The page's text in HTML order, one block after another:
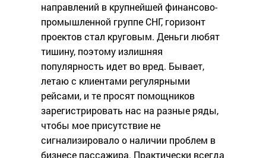
направлений в крупнейшей финансово-
промышленной группе СНГ, горизонт
проектов стал круговым. Деньги любят
тишину, поэтому излишняя
популярность идет во вред. Бывает,
летаю с клиентами регулярными
рейсами, и те просят помощников
зарегистрировать нас на разные ряды,
чтобы мое присутствие не
сигнализировало о наличии проблем в
бизнесе пассажира. Практически всегда